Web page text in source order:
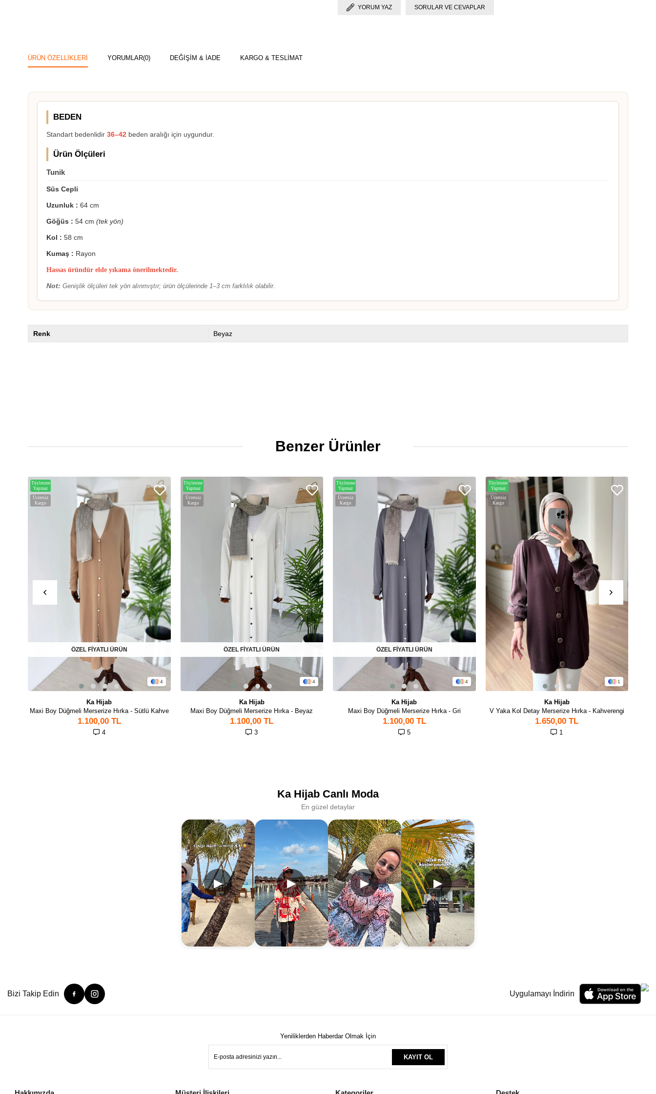
YORUM YAZ SORULAR VE CEVAPLAR
ÜRÜN ÖZELLIKLERI YORUMLAR(0) DEĞİŞİM & İADE KARGO & TESLİMAT
BEDEN
Standart bedenlidir 36–42 beden aralığı için uygundur.
Ürün Ölçüleri
Tunik
Süs Cepli
Uzunluk : 64 cm
Göğüs : 54 cm (tek yön)
Kol : 58 cm
Kumaş : Rayon
Hassas üründür elde yıkama önerilmektedir.
Not: Genişlik ölçüleri tek yön alınmıştır; ürün ölçülerinde 1–3 cm farklılık olabilir.
Renk Beyaz
Benzer Ürünler
4
Ka Hijab
Maxi Boy Düğmeli Merserize Hırka - Sütlü Kahve
4
1.100,00 TL
Ücretsiz
Kargo
Tüylenme
Yapmaz
ÖZEL FİYATLI ÜRÜN
4
Ka Hijab
Maxi Boy Düğmeli Merserize Hırka - Beyaz
3
1.100,00 TL
Ücretsiz
Kargo
Tüylenme
Yapmaz
ÖZEL FİYATLI ÜRÜN
4
Ka Hijab
Maxi Boy Düğmeli Merserize Hırka - Gri
5
1.100,00 TL
Ücretsiz
Kargo
Tüylenme
Yapmaz
ÖZEL FİYATLI ÜRÜN
1
Ka Hijab
V Yaka Kol Detay Merserize Hırka - Kahverengi
1
1.650,00 TL
Ücretsiz
Kargo
Tüylenme
Yapmaz
Ka Hijab Canlı Moda
En güzel detaylar
▶ ▶ ▶ ▶
Bizi Takip Edin Uygulamayı İndirin
Yeniliklerden Haberdar Olmak İçin
KAYIT OL